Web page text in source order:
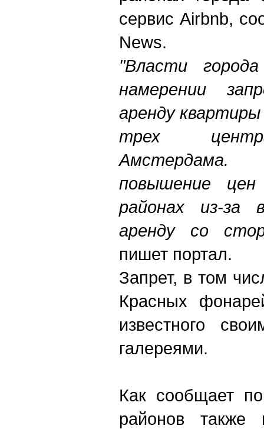
сервис Airbnb,
News.
"Власти
намерении
аренду квартиры
трех
Амстердама.
повышение
районах из-за
аренду со
пишет портал.
Запрет, в том
Красных
известного
галереями.
Как сообщает
районов также